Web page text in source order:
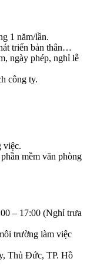
1 năm/lần.
triển bản thân…
ngày phép, nghỉ lễ
công ty.
việc.
mềm văn phòng
– 17:00 (Nghỉ trưa
trường làm việc
Thủ Đức, TP. Hồ